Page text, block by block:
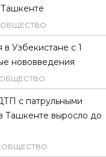
ОБЩЕСТВО
в Узбекистане с 1
нововведения
ОБЩЕСТВО
с патрульными
Ташкенте выросло до
,ОБЩЕСТВО